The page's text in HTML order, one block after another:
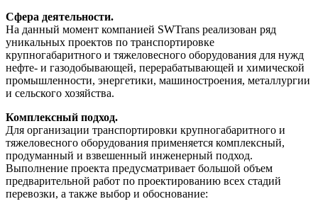
Сфера деятельности.
На данный момент компанией SWTrans реализован ряд
уникальных проектов по транспортировке
крупногабаритного и тяжеловесного оборудования для нужд
нефте- и газодобывающей, перерабатывающей и химической
промышленности, энергетики, машиностроения, металлургии
и сельского хозяйства.
Комплексный подход.
Для организации транспортировки крупногабаритного и
тяжеловесного оборудования применяется комплексный,
продуманный и взвешенный инженерный подход.
Выполнение проекта предусматривает большой объем
предварительной работ по проектированию всех стадий
перевозки, а также выбор и обоснование: